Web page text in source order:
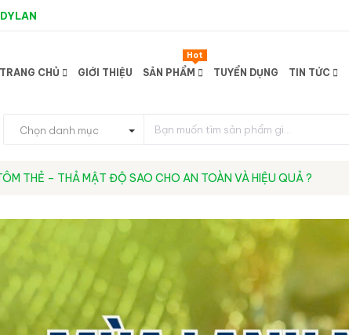
DYLAN
TRANG CHỦ GIỚI THIỆU SẢN PHẨM
Hot
TUYỂN DỤNG TIN TỨC
Chọn danh mục
THẺ – THẢ MẬT ĐỘ SAO CHO AN TOÀN VÀ HIỆU QUẢ ?